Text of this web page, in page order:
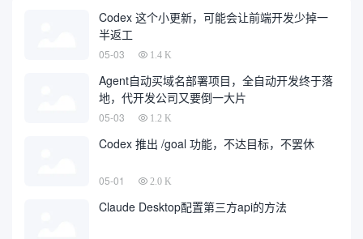
Codex 这个小更新，可能会让前端开发少掉一
半返工
05-03 1.4 K
Agent自动买域名部署项目，全自动开发终于落
地，代开发公司又要倒一大片
05-03 1.2 K
Codex 推出 /goal 功能，不达目标，不罢休
05-01 2.0 K
Claude Desktop配置第三方api的方法